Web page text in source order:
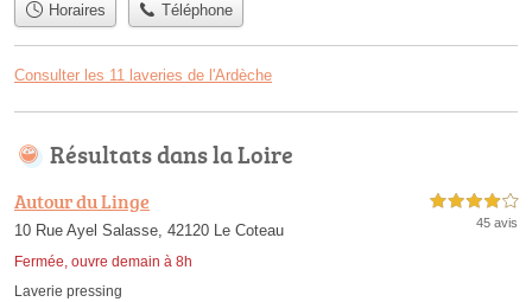
Horaires Téléphone
Consulter les 11 laveries de l'Ardèche
Résultats dans la Loire
Autour du Linge
10 Rue Ayel Salasse, 42120 Le Coteau
Fermée, ouvre demain à 8h
4,0 étoiles sur 5
45 avis
Laverie pressing